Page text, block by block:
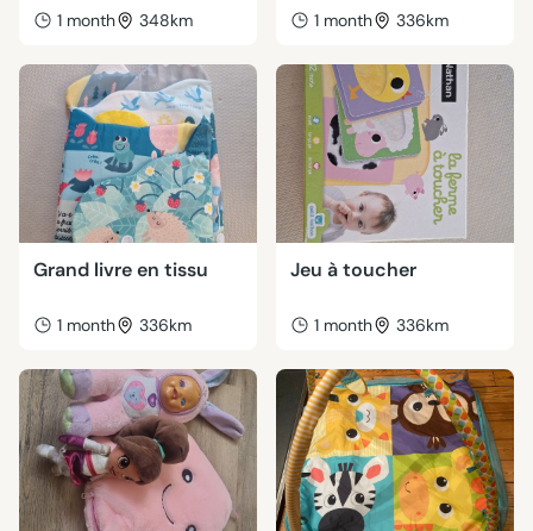
1 month 348km 1 month 336km
Grand livre en tissu
1 month 336km
Jeu à toucher
1 month 336km